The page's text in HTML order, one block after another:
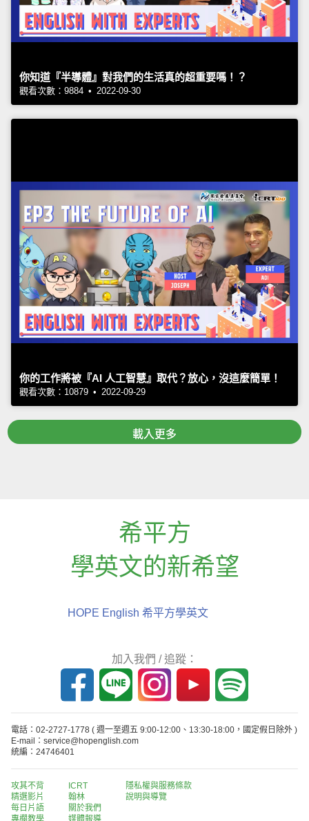
你知道『半導體』對我們的生活真的超重要嗎！？
觀看次數：9884 • 2022-09-30
你的工作將被『AI 人工智慧』取代？放心，沒這麼簡單！
觀看次數：10879 • 2022-09-29
載入更多
希平方
學英文的新希望
HOPE English 希平方學英文
加入我們 / 追蹤：
電話：02-2727-1778 ( 週一至週五 9:00-12:00、13:30-18:00，國定假日除外 )
E-mail：service@hopenglish.com
統編：24746401
攻其不背
精選影片
每日片語
專欄教學
ICRT
翰林
關於我們
媒體報導
隱私權與服務條款
說明與導覽